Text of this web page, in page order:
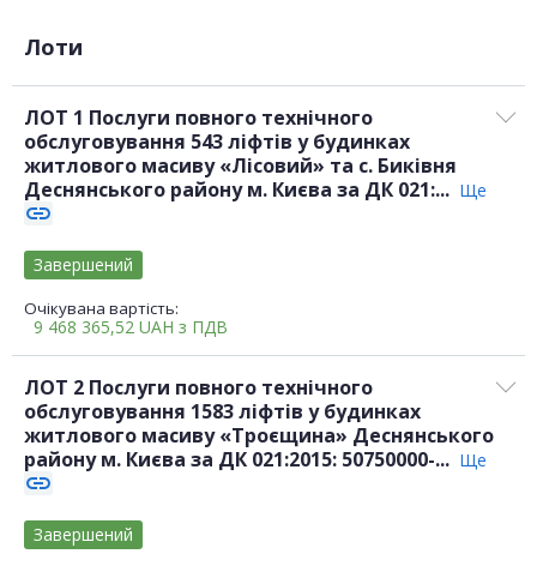
Лоти
ЛОТ 1 Послуги повного технічного
обслуговування 543 ліфтів у будинках
житлового масиву «Лісовий» та с. Биківня
Деснянського району м. Києва за ДК 021:... Ще
link
Очікувана вартість:
9 468 365,52 UAH з ПДВ
Завершений
ЛОТ 2 Послуги повного технічного
обслуговування 1583 ліфтів у будинках
житлового масиву «Троєщина» Деснянського
району м. Києва за ДК 021:2015: 50750000-... Ще
link
Завершений